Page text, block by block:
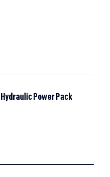
Hydraulic Power Pack